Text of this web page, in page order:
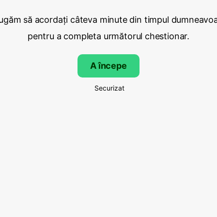
să acordați câteva minute din timpul
pentru a completa următorul chestionar.
A începe
Securizat